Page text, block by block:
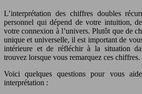
L’interprétation des chiffres doubles
personnel qui dépend de votre intuition,
votre connexion à l’univers. Plutôt que de
unique et universelle, il est important de
intérieure et de réfléchir à la situation
trouvez lorsque vous remarquez ces chiffres.
Voici quelques questions pour vous
interprétation :